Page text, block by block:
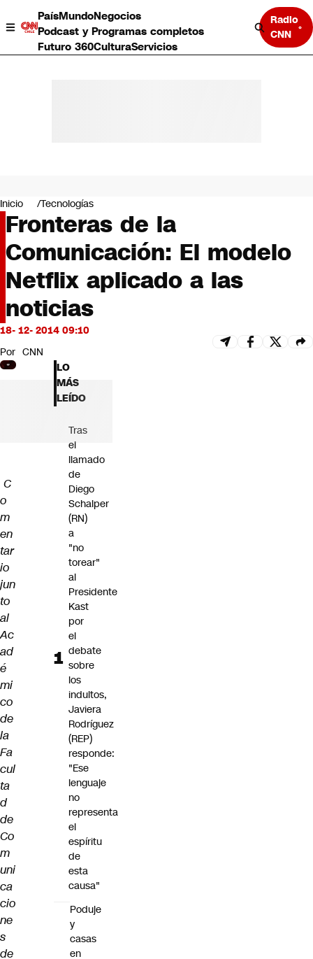
PaísMundoNegocios
Podcast y Programas completos
Futuro 360CulturaServicios
Radio
CNN
Negocios
Deportes
Programas completos
Cultura
Servicios
Bits
CNN tiempo
Futuro 360
Inicio Tecnologías
Fronteras de la
Comunicación: El modelo
Netflix aplicado a las
noticias
18- 12- 2014 09:10
Por CNN
C
o
m
en
tar
io
jun
to
al
Ac
ad
é
mi
co
de
la
Fa
cul
ta
d
de
Co
m
uni
ca
cio
ne
s
de
LO
MÁS
LEÍDO
Tras
el
llamado
de
Diego
Schalper
(RN)
a
"no
torear"
al
Presidente
Kast
por
el
debate
sobre
los
indultos,
Javiera
Rodríguez
(REP)
responde:
"Ese
lenguaje
no
representa
el
espíritu
de
esta
causa"
Poduje
y
casas
en